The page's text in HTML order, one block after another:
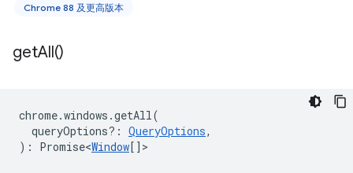
Chrome 88 及更高版本
getAll()
chrome.windows .getAll(
queryOptions? : QueryOptions,
) : Promise<Window[] >